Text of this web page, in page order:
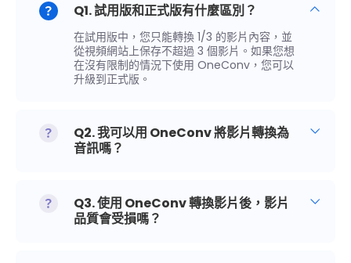
Q1. 試用版和正式版有什麼區別？
在試用版中，您只能轉換 1/3 的影片內容，並
從視頻網站上保存不超過 3 個影片。如果您想
在沒有限制的情況下使用 OneConv，您可以
升級到正式版。
Q2. 我可以用 OneConv 將影片轉換為
音訊嗎？
Q3. 使用 OneConv 轉換影片後，影片
品質會受損嗎？